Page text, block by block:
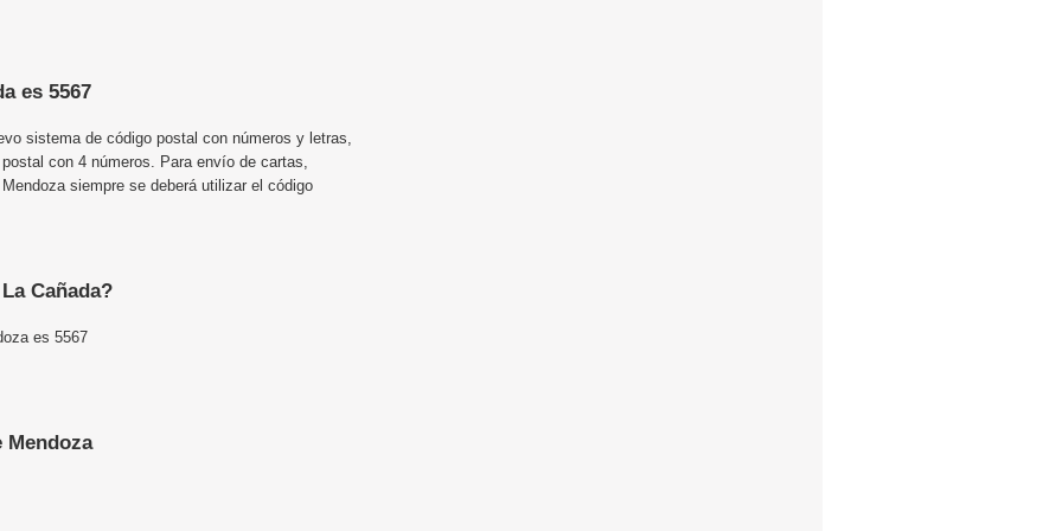
es 5567
sistema de código postal con números y letras,
con 4 números. Para envío de cartas,
siempre se deberá utilizar el código
Cañada?
es 5567
Mendoza